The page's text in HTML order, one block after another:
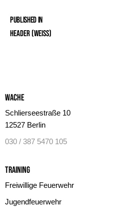
Published in
Header (Weiss)
Wache
Schlierseestraße 10
12527 Berlin
030 / 387 5470 105
Training
Freiwillige Feuerwehr
Jugendfeuerwehr